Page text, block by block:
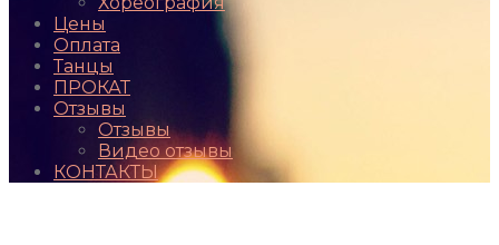
Цены
Оплата
Танцы
ПРОКАТ
Отзывы
Отзывы
Видео отзывы
КОНТАКТЫ